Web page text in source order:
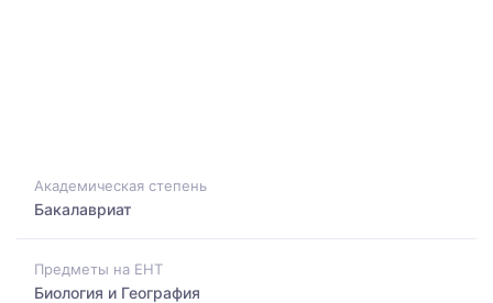
Академическая степень
Бакалавриат
Предметы на ЕНТ
Биология и География